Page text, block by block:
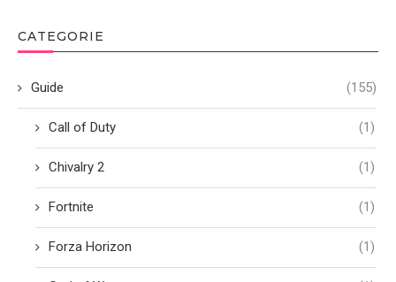
CATEGORIE
Guide (155)
Call of Duty (1)
Chivalry 2 (1)
Fortnite (1)
Forza Horizon (1)